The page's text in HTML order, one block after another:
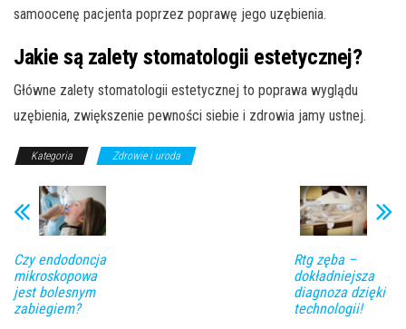
samoocenę pacjenta poprzez poprawę jego uzębienia.
Jakie są zalety stomatologii estetycznej?
Główne zalety stomatologii estetycznej to poprawa wyglądu
uzębienia, zwiększenie pewności siebie i zdrowia jamy ustnej.
Kategoria Zdrowie i uroda
Czy endodoncja
mikroskopowa
jest bolesnym
zabiegiem?
Rtg zęba –
dokładniejsza
diagnoza dzięki
technologii!